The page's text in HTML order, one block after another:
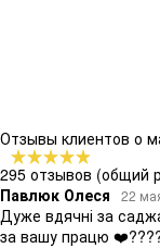
Отзывы клиентов о
295 отзывов (общий
Павлюк Олеся
22
Дуже вдячні за
за вашу працю